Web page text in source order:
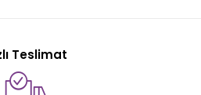
Teslimat